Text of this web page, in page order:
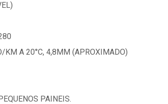
KM A 20°C, 4,8MM (APROXIMADO)
PAINEIS.